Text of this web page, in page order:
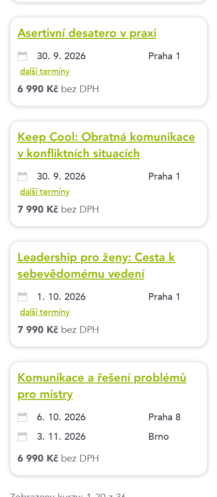
Asertivní desatero v praxi
30. 9. 2026 Praha 1
další termíny
6 990 Kč bez DPH
Keep Cool: Obratná komunikace
v konfliktních situacích
30. 9. 2026 Praha 1
další termíny
7 990 Kč bez DPH
Leadership pro ženy: Cesta k
sebevědomému vedení
1. 10. 2026 Praha 1
další termíny
7 990 Kč bez DPH
Komunikace a řešení problémů
pro mistry
6. 10. 2026
Praha 8
3. 11. 2026
Brno
6 990 Kč bez DPH